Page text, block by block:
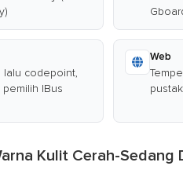
lalu codepoint,
IBus
Web
Kulit Cerah-